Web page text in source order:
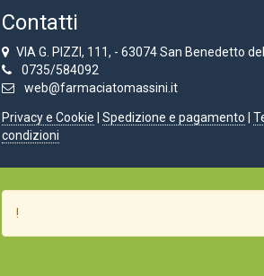
Contatti
VIA G. PIZZI, 111, - 63074 San Benedetto
0735/584092
web@farmaciatomassini.it
Privacy e Cookie Spedizione e pagamento
condizioni
!